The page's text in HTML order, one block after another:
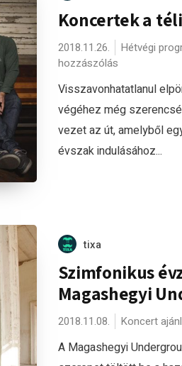
Koncertek a
2018.11.26. Hétvégi
hozzászólás
Visszavonhatatlanul
végéhez még
vezet az út, amelyből
évszak indulásához...
tixa
Szimfonikus
Magashegyi
2018.11.08. Koncert
A Magashegyi